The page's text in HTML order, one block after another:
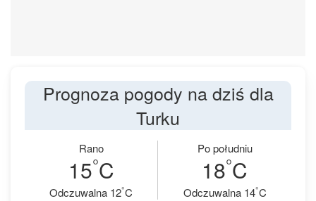
Prognoza pogody na dziś dla
Turku
Rano
15°C
Odczuwalna 12°C
Po południu
18°C
Odczuwalna 14°C